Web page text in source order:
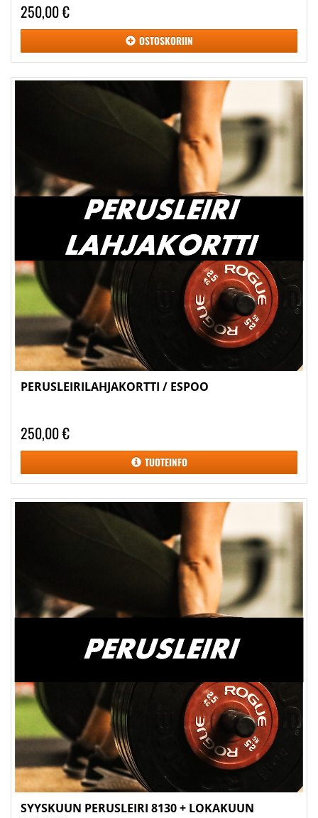
250,00 €
OSTOSKORIIN
PERUSLEIRILAHJAKORTTI / ESPOO
250,00 €
TUOTEINFO
SYYSKUUN PERUSLEIRI 8130 + LOKAKUUN